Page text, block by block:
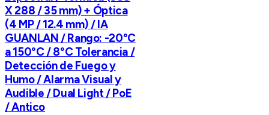
X 288 / 35 mm) + Óptica
(4 MP / 12.4 mm) / IA
GUANLAN / Rango: -20°C
a 150°C / 8°C Tolerancia /
Detección de Fuego y
Humo / Alarma Visual y
Audible / Dual Light / PoE
/ Antico